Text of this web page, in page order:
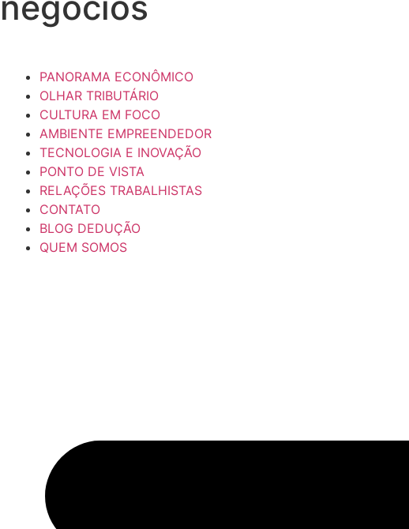
PANORAMA ECONÔMICO
OLHAR TRIBUTÁRIO
CULTURA EM FOCO
AMBIENTE EMPREENDEDOR
TECNOLOGIA E INOVAÇÃO
PONTO DE VISTA
RELAÇÕES TRABALHISTAS
CONTATO
BLOG DEDUÇÃO
QUEM SOMOS